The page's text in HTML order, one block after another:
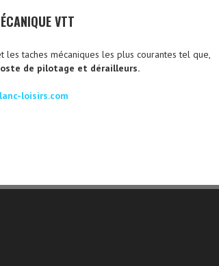
VTT
taches mécaniques les plus courantes tel que,
de pilotage et dérailleurs.
loisirs.com